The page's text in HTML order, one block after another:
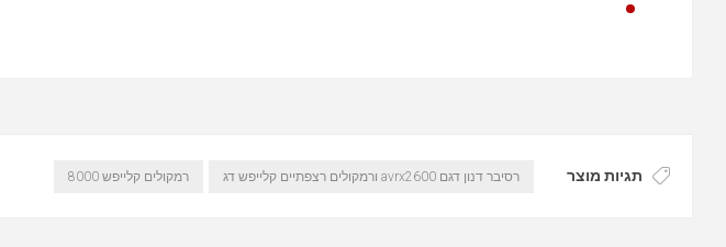
תגיות מוצר רסיבר דנון דגם avrx2600 ורמקולים רצפתיים קלייפש דג רמקולים קלייפש 8000